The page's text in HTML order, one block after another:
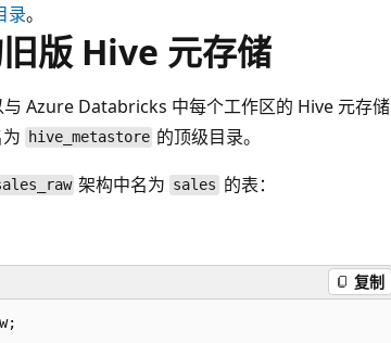
录。
版 Hive 元存储
Azure Databricks 中每个工作区的 Hive 元存储
hive_metastore 的顶级目录。
架构中名为 sales 的表：
复制